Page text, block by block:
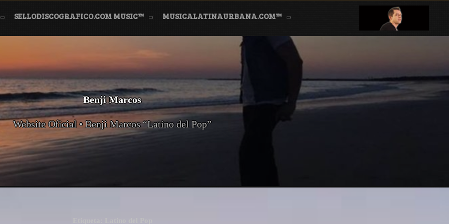
SELLODISCOGRAFICO.COM MUSIC™ MUSICALATINAURBANA.COM™
Benji Marcos
Website Oficial • Benji Marcos “Latino del Pop”